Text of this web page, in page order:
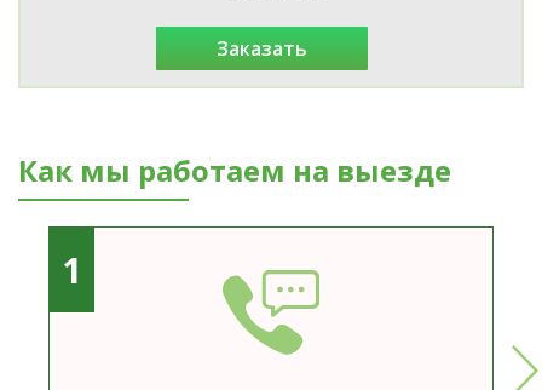
заказать
Как мы работаем на выезде
1